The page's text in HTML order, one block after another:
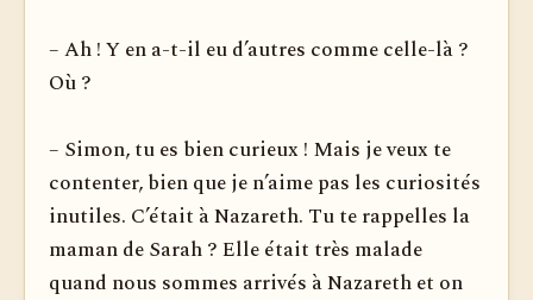
– Ah ! Y en a-t-il eu d’autres comme celle-là ?
Où ?
– Simon, tu es bien curieux ! Mais je veux te
contenter, bien que je n’aime pas les curiosités
inutiles. C’était à Nazareth. Tu te rappelles la
maman de Sarah ? Elle était très malade
quand nous sommes arrivés à Nazareth et on